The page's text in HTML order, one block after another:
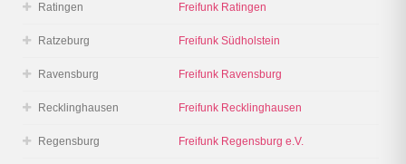
Ratingen Freifunk Ratingen
Ratzeburg Freifunk Südholstein
Ravensburg Freifunk Ravensburg
Recklinghausen Freifunk Recklinghausen
Regensburg Freifunk Regensburg e.V.